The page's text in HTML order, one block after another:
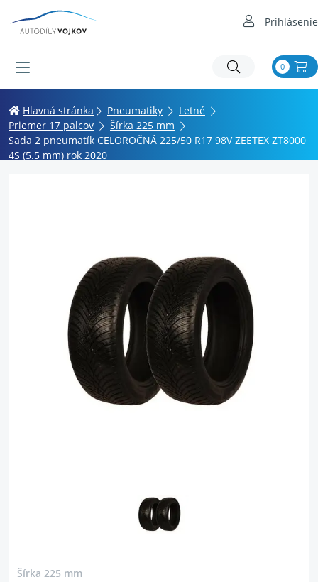
Prihlásenie
0
Hlavná stránka Pneumatiky
Letné
Priemer 17 palcov
Šírka 225 mm
Sada 2 pneumatík CELOROČNÁ 225/50 R17 98V ZEETEX ZT8000
4S (5.5 mm) rok 2020
Šírka 225 mm